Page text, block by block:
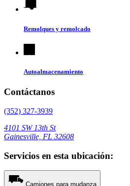
Remolques y remolcado
Autoalmacenamiento
Contáctanos
(352) 327-3939
4101 SW 13th St
Gainesville, FL 32608
Servicios en esta ubicación:
Camiones para mudanza